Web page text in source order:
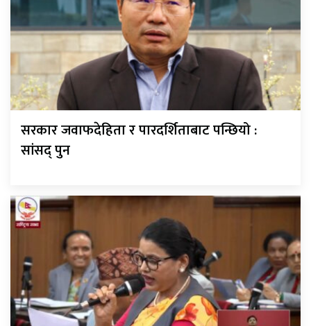
सरकार जवाफदेहिता र पारदर्शिताबाट पन्छियो :
सांसद् पुन